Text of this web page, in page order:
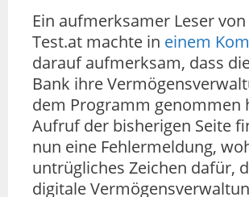
Ein aufmerksamer Leser
Test.at machte in einem
darauf aufmerksam, dass
Bank ihre
dem Programm genommen
Aufruf der bisherigen Seite
nun eine Fehlermeldung,
untrügliches Zeichen dafür,
digitale